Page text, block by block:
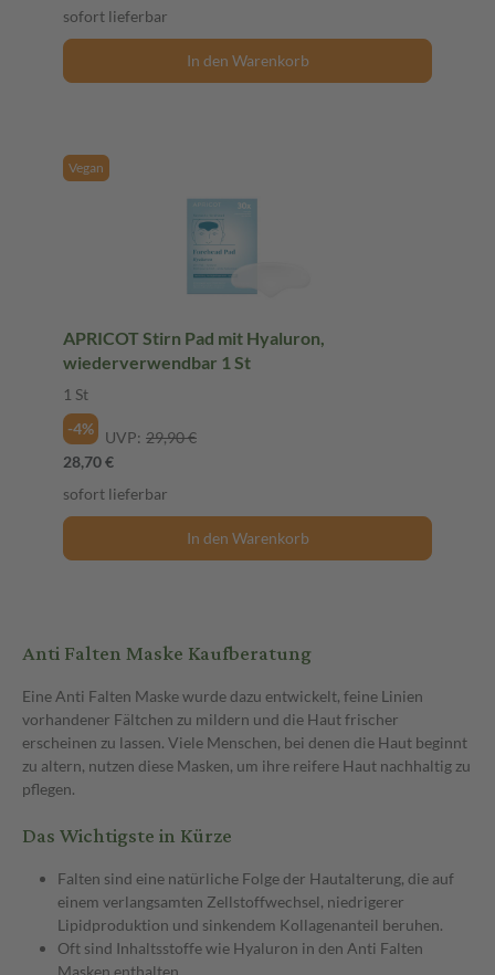
Anti Falten Maske Kaufberatung
Eine Anti Falten Maske wurde dazu entwickelt, feine Linien
vorhandener Fältchen zu mildern und die Haut frischer
erscheinen zu lassen. Viele Menschen, bei denen die Haut beginnt
zu altern, nutzen diese Masken, um ihre reifere Haut nachhaltig zu
pflegen.
Das Wichtigste in Kürze
Falten sind eine natürliche Folge der Hautalterung, die auf
einem verlangsamten Zellstoffwechsel, niedrigerer
Lipidproduktion und sinkendem Kollagenanteil beruhen.
Oft sind Inhaltsstoffe wie Hyaluron in den Anti Falten
Masken enthalten.
sofort lieferbar
In den Warenkorb
Vegan
APRICOT Stirn Pad mit Hyaluron,
wiederverwendbar 1 St
1 St
-4%
UVP: 29,90 €
28,70 €
sofort lieferbar
In den Warenkorb